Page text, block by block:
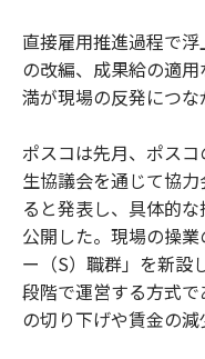
直接雇用推進過程で
の改編、成果給の適
満が現場の反発につな
ポスコは先月、ポス
生協議会を通じて協
ると発表し、具体的
公開した。現場の操
ー（S）職群」を新設
段階で運営する方式
の切り下げや賃金の減